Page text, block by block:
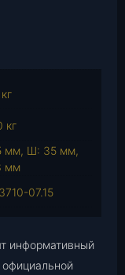
кг
мм, Ш: 35 мм,
мм
07.15
информативный
официальной